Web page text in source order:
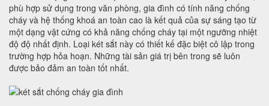
phù hợp sử dụng trong văn phòng, gia đình có tính năng chống
cháy và hệ thống khoá an toàn cao là kết quả của sự sáng tạo từ
một dạng vật cứng có khả năng chống cháy tại một ngưỡng nhiệt
độ độ nhất định. Loại két sắt này có thiết kế đặc biệt cô lập trong
trường hợp hỏa hoạn. Những tài sản giá trị bên trong sẽ luôn
được bảo đảm an toàn tốt nhất.